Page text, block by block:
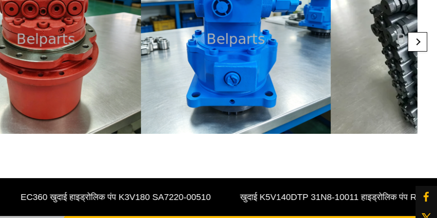
EC360 खुदाई हाइड्रोलिक पंप K3V180 SA7220-00510 खुदाई K5V140DTP 31N8-10011 हाइड्रोलिक पंप R305-7